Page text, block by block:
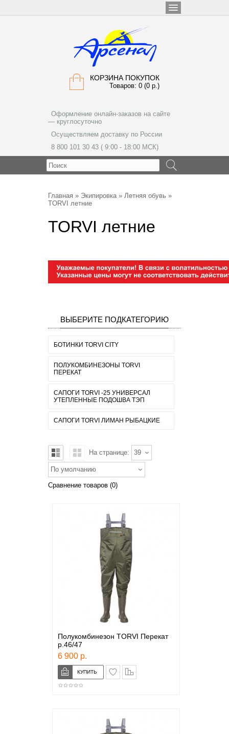
КОРЗИНА ПОКУПОК
Товаров: 0 (0 р.)
Оформление онлайн-заказов на сайте
— круглосуточно
Осуществляем доставку по России
8 800 101 30 43 ( 9:00 - 18:00 МСК)
Главная » Экипировка» Летняя обувь »
TORVI летние
TORVI летние
ВЫБЕРИТЕ ПОДКАТЕГОРИЮ
БОТИНКИ TORVI CITY
ПОЛУКОМБИНЕЗОНЫ TORVI
ПЕРЕКАТ
САПОГИ TORVI -25 УНИВЕРСАЛ
УТЕПЛЕННЫЕ ПОДОШВА ТЭП
САПОГИ TORVI ЛИМАН РЫБАЦКИЕ
На странице: 39
По умолчанию
Сравнение товаров (0)
Полукомбинезон TORVI Перекат
р.46/47
6 900 р.
в закладки